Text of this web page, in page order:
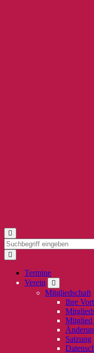
Termine
Verein
Mitgliedschaft
Ihre
Mitglied
Satzung